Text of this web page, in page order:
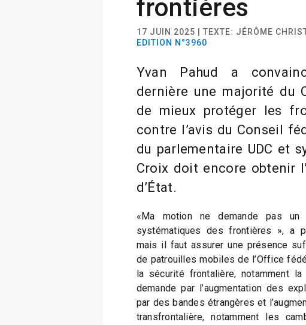
frontières
17 JUIN 2025 | TEXTE: JÉRÔME
EDITION N°3960
Yvan Pahud a
dernière une majorité du
de mieux protéger les
contre l’avis du Conseil
du parlementaire UDC et
Croix doit encore obtenir
d’État.
«Ma motion ne demande pas un
systématiques des frontières », a
mais il faut assurer une présence
de patrouilles mobiles de l’Office
la sécurité frontalière, notamment
demande par l’augmentation des
par des bandes étrangères et
transfrontalière, notamment les